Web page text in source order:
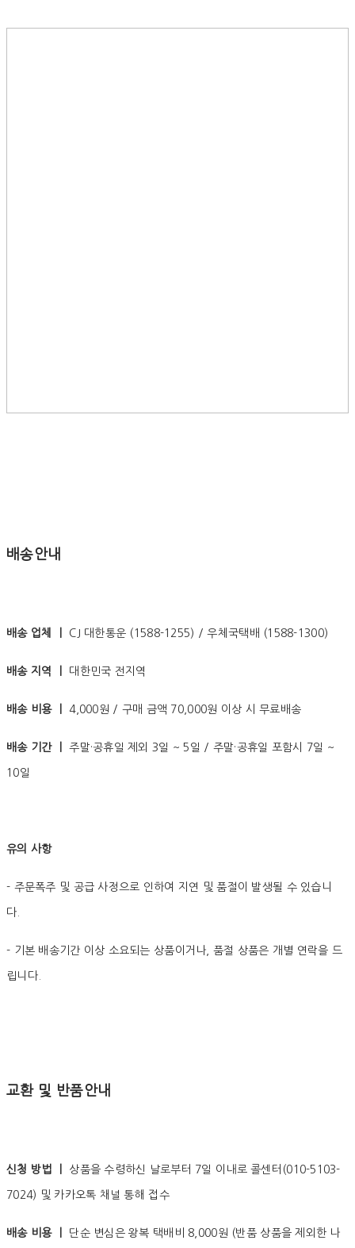
배송안내
배송 업체 ㅣ CJ 대한통운 (1588-1255) / 우체국택배 (1588-1300)
배송 지역 ㅣ 대한민국 전지역
배송 비용 ㅣ 4,000원 / 구매 금액 70,000원 이상 시 무료배송
배송 기간 ㅣ주말·공휴일 제외 3일 ~ 5일 / 주말·공휴일 포함시 7일 ~
10일
유의 사항
- 주문폭주 및 공급 사정으로 인하여 지연 및 품절이 발생될 수 있습니
다.
- 기본 배송기간 이상 소요되는 상품이거나, 품절 상품은 개별 연락을 드
립니다.
교환 및 반품안내
신청 방법 ㅣ 상품을 수령하신 날로부터 7일 이내로 콜센터(010-5103-
7024) 및 카카오톡 채널 통해 접수
배송 비용 ㅣ 단순 변심은 왕복 택배비 8,000원 (반품 상품을 제외한 나